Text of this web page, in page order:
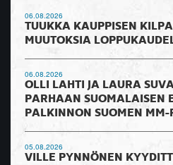
06.08.2026
TUUKKA KAUPPISEN
MUUTOKSIA
06.08.2026
OLLI LAHTI JA LAURA
PARHAAN SUOMALAISEN
PALKINNON SUOMEN MM-
05.08.2026
VILLE PYNNÖNEN